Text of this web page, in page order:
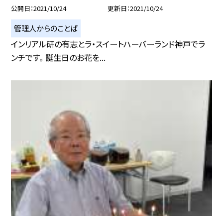
公開日 2021/10/24 更新日 2021/10/24
管理人からのことば
インリアル研の有志とラ・スイートハーバーランド神戸でラ
ンチです。 誕生日のお花を...